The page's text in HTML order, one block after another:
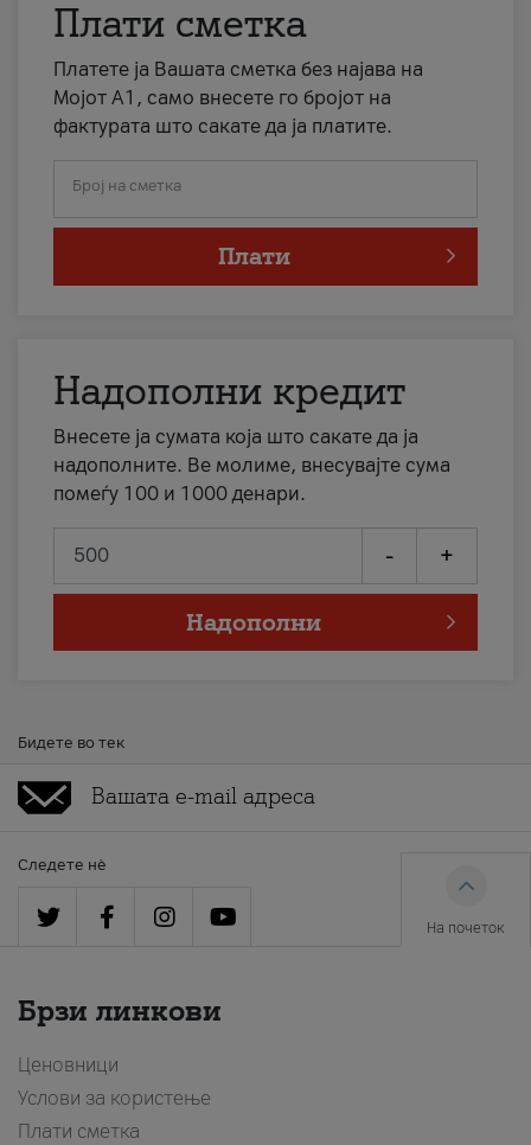
Плати сметка
Платете ја Вашата сметка без најава на
Мојот А1, само внесете го бројот на
фактурата што сакате да ја платите.
Број на сметка
Плати
Надополни кредит
Внесете ја сумата која што сакате да ја
надополните. Ве молиме, внесувајте сума
помеѓу 100 и 1000 денари.
- +
Надополни
Бидете во тек
Следете нè
На почеток
Брзи линкови
Ценовници
Услови за користење
Плати сметка